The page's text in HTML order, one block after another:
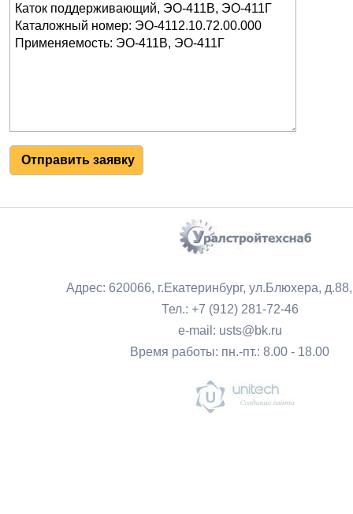
Адрес: 620066, г.Екатеринбург, ул.Блюхера,
Тел.: +7 (912) 281-72-46
e-mail: usts@bk.ru
Время работы: пн.-пт.: 8.00 - 18.00